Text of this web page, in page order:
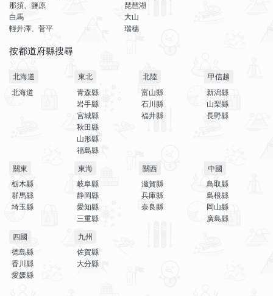
那須、鹽原
白馬
輕井澤、菅平
琵琶湖
大山
瑞穗
按都道府縣搜尋
北海道
北海道
東北
青森縣
岩手縣
宮城縣
秋田縣
山形縣
福島縣
北陸
富山縣
石川縣
福井縣
甲信越
新潟縣
山梨縣
長野縣
關東
栃木縣
群馬縣
埼玉縣
東海
岐阜縣
静岡縣
愛知縣
三重縣
關西
滋賀縣
兵庫縣
奈良縣
中國
鳥取縣
島根縣
岡山縣
廣島縣
四國
德島縣
香川縣
愛媛縣
九州
佐賀縣
大分縣